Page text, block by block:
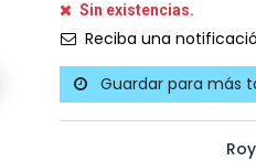
Sin existencias.
Reciba una
Guardar para más